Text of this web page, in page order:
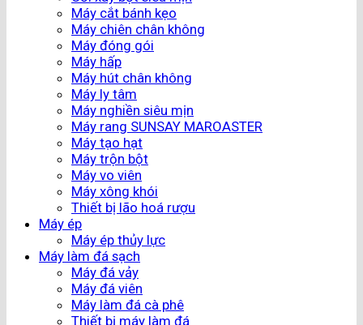
Máy cắt bánh kẹo
Máy chiên chân không
Máy đóng gói
Máy hấp
Máy hút chân không
Máy ly tâm
Máy nghiền siêu mịn
Máy rang SUNSAY MAROASTER
Máy tạo hạt
Máy trộn bột
Máy vo viên
Máy xông khói
Thiết bị lão hoá rượu
Máy ép
Máy ép thủy lực
Máy làm đá sạch
Máy đá vảy
Máy đá viên
Máy làm đá cà phê
Thiết bị máy làm đá